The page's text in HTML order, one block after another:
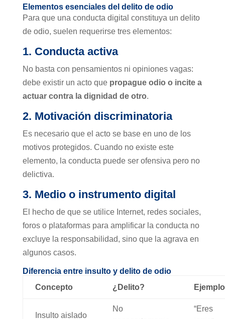
Elementos esenciales del delito de odio
Para que una conducta digital constituya un delito
de odio, suelen requerirse tres elementos:
1. Conducta activa
No basta con pensamientos ni opiniones vagas:
debe existir un acto que propague odio o incite a
actuar contra la dignidad de otro.
2. Motivación discriminatoria
Es necesario que el acto se base en uno de los
motivos protegidos. Cuando no existe este
elemento, la conducta puede ser ofensiva pero no
delictiva.
3. Medio o instrumento digital
El hecho de que se utilice Internet, redes sociales,
foros o plataformas para amplificar la conducta no
excluye la responsabilidad, sino que la agrava en
algunos casos.
Diferencia entre insulto y delito de odio
Concepto
¿Delito? Ejemplo
Insulto aislado
No
“Eres